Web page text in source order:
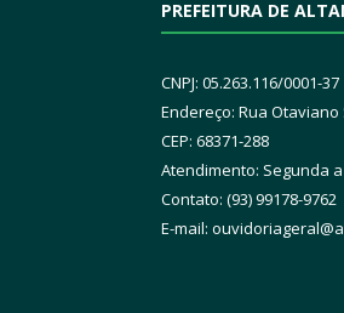
PREFEITURA DE
CNPJ: 05.263.116/0001-37
Endereço: Rua Otaviano
CEP: 68371-288
Atendimento: Segunda
Contato: (93) 99178-9762
E-mail: